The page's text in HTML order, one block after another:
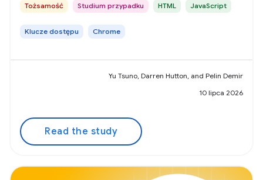
Tożsamość Studium przypadku HTML JavaScript
Klucze dostępu Chrome
Yu Tsuno, Darren Hutton, and Pelin Demir
10 lipca 2026
Read the study